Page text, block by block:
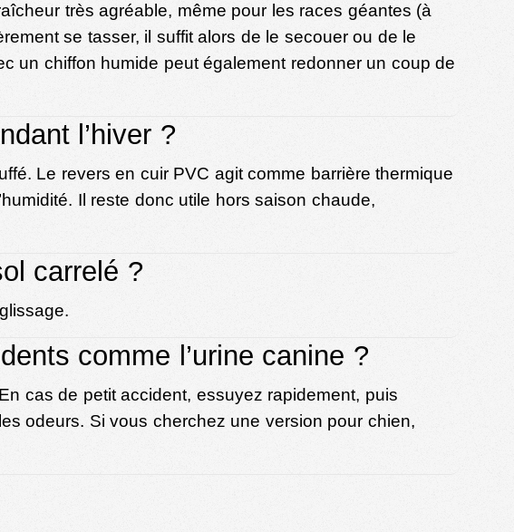
très agréable, même pour les races géantes (à
se tasser, il suffit alors de le secouer ou de le
un chiffon humide peut également redonner un coup de
l’hiver ?
Le revers en cuir PVC agit comme barrière thermique
Il reste donc utile hors saison chaude,
carrelé ?
comme l’urine canine ?
cas de petit accident, essuyez rapidement, puis
odeurs. Si vous cherchez une version pour chien,